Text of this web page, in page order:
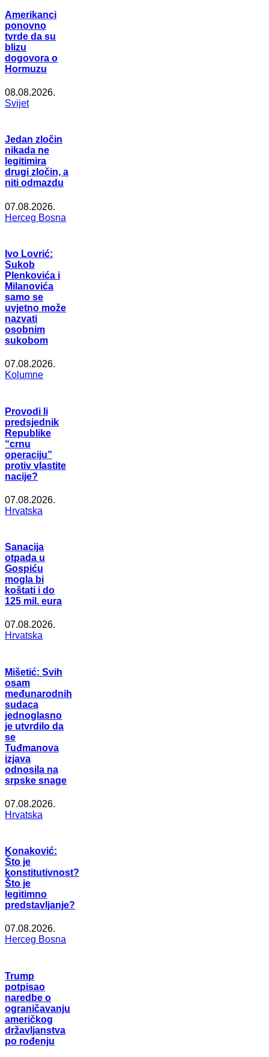
Amerikanci
ponovno
tvrde da su
blizu
dogovora o
Hormuzu
08.08.2026.
Svijet
Jedan zločin
nikada ne
legitimira
drugi zločin, a
niti odmazdu
07.08.2026.
Herceg Bosna
Ivo Lovrić:
Sukob
Plenkovića i
Milanovića
samo se
uvjetno može
nazvati
osobnim
sukobom
07.08.2026.
Kolumne
Provodi li
predsjednik
Republike
“crnu
operaciju”
protiv vlastite
nacije?
07.08.2026.
Hrvatska
Sanacija
otpada u
Gospiću
mogla bi
koštati i do
125 mil. eura
07.08.2026.
Hrvatska
Mišetić: Svih
osam
međunarodnih
sudaca
jednoglasno
je utvrdilo da
se
Tuđmanova
izjava
odnosila na
srpske snage
07.08.2026.
Hrvatska
Konaković:
Što je
konstitutivnost?
Što je
legitimno
predstavljanje?
07.08.2026.
Herceg Bosna
Trump
potpisao
naredbe o
ograničavanju
američkog
državljanstva
po rođenju